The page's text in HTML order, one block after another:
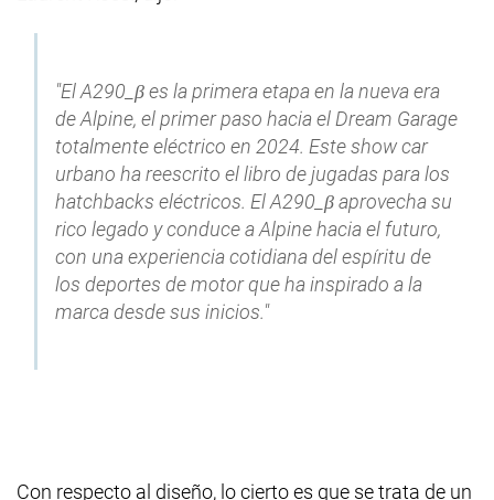
"El A290_β es la primera etapa en la nueva era
de Alpine, el primer paso hacia el Dream Garage
totalmente eléctrico en 2024. Este show car
urbano ha reescrito el libro de jugadas para los
hatchbacks eléctricos. El A290_β aprovecha su
rico legado y conduce a Alpine hacia el futuro,
con una experiencia cotidiana del espíritu de
los deportes de motor que ha inspirado a la
marca desde sus inicios."
Con respecto al diseño, lo cierto es que se trata de un